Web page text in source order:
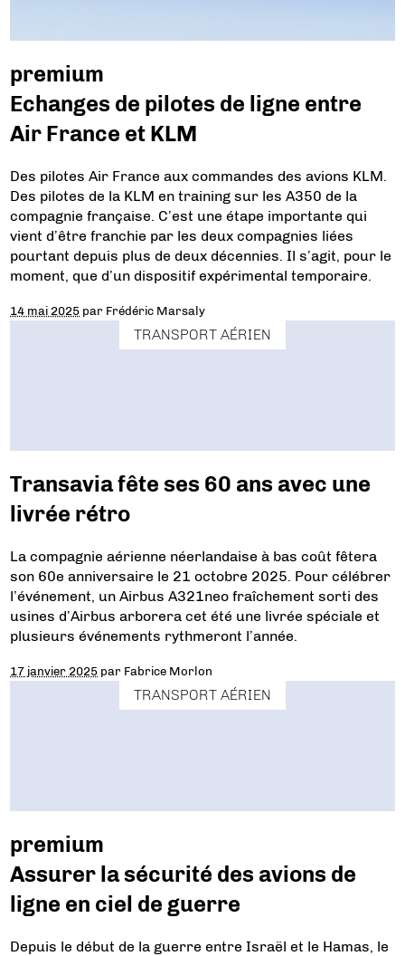
premium
Echanges de pilotes de ligne entre
Air France et KLM
Des pilotes Air France aux commandes des avions KLM.
Des pilotes de la KLM en training sur les A350 de la
compagnie française. C’est une étape importante qui
vient d’être franchie par les deux compagnies liées
pourtant depuis plus de deux décennies. Il s’agit, pour le
moment, que d’un dispositif expérimental temporaire.
14 mai 2025 par Frédéric Marsaly
TRANSPORT AÉRIEN
Transavia fête ses 60 ans avec une
livrée rétro
La compagnie aérienne néerlandaise à bas coût fêtera
son 60e anniversaire le 21 octobre 2025. Pour célébrer
l’événement, un Airbus A321neo fraîchement sorti des
usines d’Airbus arborera cet été une livrée spéciale et
plusieurs événements rythmeront l’année.
17 janvier 2025 par Fabrice Morlon
TRANSPORT AÉRIEN
premium
Assurer la sécurité des avions de
ligne en ciel de guerre
Depuis le début de la guerre entre Israël et le Hamas, le